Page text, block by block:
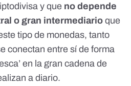
y que no depende
o gran intermediario que
tipo de monedas, tanto
conectan entre sí de forma
en la gran cadena de
a diario.